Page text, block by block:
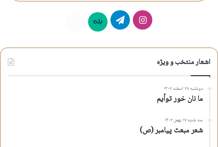
اینستاگرامتلگرام بله
اشعار منتخب و ویژه
دوشنبه ۲۸ اسفند ۱۴۰۲
ما نان خور توأیم
سه شنبه ۱۷ بهمن ۱۴۰۲
شعر مبعث پیامبر (ص)